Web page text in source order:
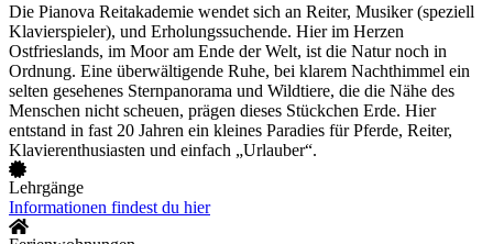
Die Pianova Reitakademie wendet sich an Reiter, Musiker (speziell
Klavierspieler), und Erholungssuchende. Hier im Herzen
Ostfrieslands, im Moor am Ende der Welt, ist die Natur noch in
Ordnung. Eine überwältigende Ruhe, bei klarem Nachthimmel ein
selten gesehenes Sternpanorama und Wildtiere, die die Nähe des
Menschen nicht scheuen, prägen dieses Stückchen Erde. Hier
entstand in fast 20 Jahren ein kleines Paradies für Pferde, Reiter,
Klavierenthusiasten und einfach „Urlauber“.
Lehrgänge
Informationen findest du hier